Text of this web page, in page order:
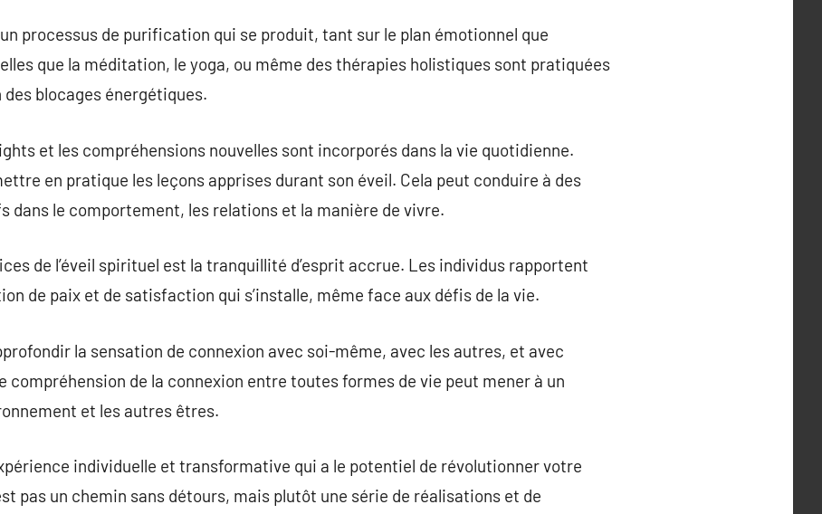
processus de purification qui se produit, tant sur le plan émotionnel que
que la méditation, le yoga, ou même des thérapies holistiques sont pratiquées
blocages énergétiques.
et les compréhensions nouvelles sont incorporés dans la vie quotidienne.
en pratique les leçons apprises durant son éveil. Cela peut conduire à des
dans le comportement, les relations et la manière de vivre.
de l’éveil spirituel est la tranquillité d’esprit accrue. Les individus rapportent
de paix et de satisfaction qui s’installe, même face aux défis de la vie.
la sensation de connexion avec soi-même, avec les autres, et avec
compréhension de la connexion entre toutes formes de vie peut mener à un
et les autres êtres.
individuelle et transformative qui a le potentiel de révolutionner votre
pas un chemin sans détours, mais plutôt une série de réalisations et de